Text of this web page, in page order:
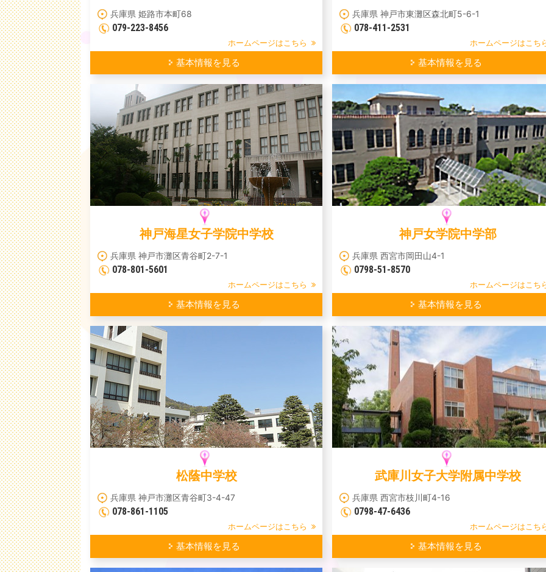
兵庫県 姫路市本町68
079-223-8456
ホームページはこちら
基本情報を見る
兵庫県 神戸市東灘区森北町5-6-1
078-411-2531
ホームページはこち
基本情報を見る
神戸海星女子学院中学校
兵庫県 神戸市灘区青谷町2-7-1
078-801-5601
ホームページはこちら
基本情報を見る
神戸女学院中学部
兵庫県 西宮市岡田山4-1
0798-51-8570
ホームページはこち
基本情報を見る
松蔭中学校
兵庫県 神戸市灘区青谷町3-4-47
078-861-1105
ホームページはこちら
基本情報を見る
武庫川女子大学附属中学校
兵庫県 西宮市枝川町4-16
0798-47-6436
ホームページはこち
基本情報を見る